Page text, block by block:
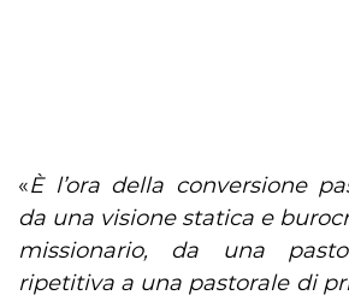
«È l’ora della conversione
da una visione statica e
missionario, da una
ripetitiva a una pastorale di